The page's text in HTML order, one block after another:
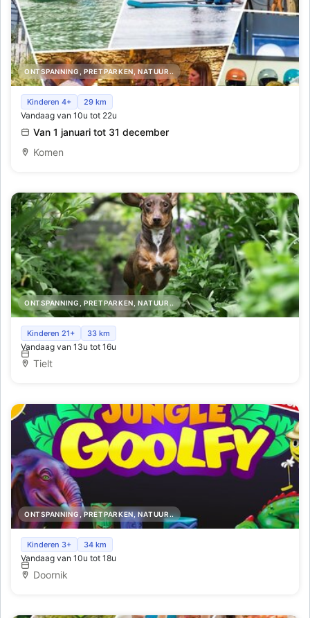
ONTSPANNING, PRETPARKEN, NATUUR..
Ice Mountain Adventure Park – Avontuurlijk
Sportcentrum
Kinderen 4+ 29 km
Vandaag van 10u tot 22u
Van 1 januari tot 31 december
Komen
ONTSPANNING, PRETPARKEN, NATUUR..
Honden Sensory-Belevingsweide De Roedelhoeve
Kinderen 21+ 33 km
Vandaag van 13u tot 16u
Tielt
ONTSPANNING, PRETPARKEN, NATUUR..
Jungle Goolfy - fluorescerende indoor minigolfbaan
Kinderen 3+ 34 km
Vandaag van 10u tot 18u
Doornik